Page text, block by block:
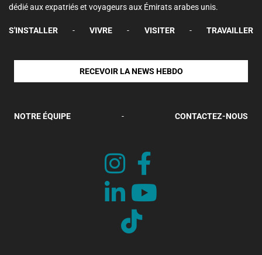
dédié aux expatriés et voyageurs aux Émirats arabes unis.
S'INSTALLER - VIVRE - VISITER - TRAVAILLER
RECEVOIR LA NEWS HEBDO
NOTRE ÉQUIPE - CONTACTEZ-NOUS